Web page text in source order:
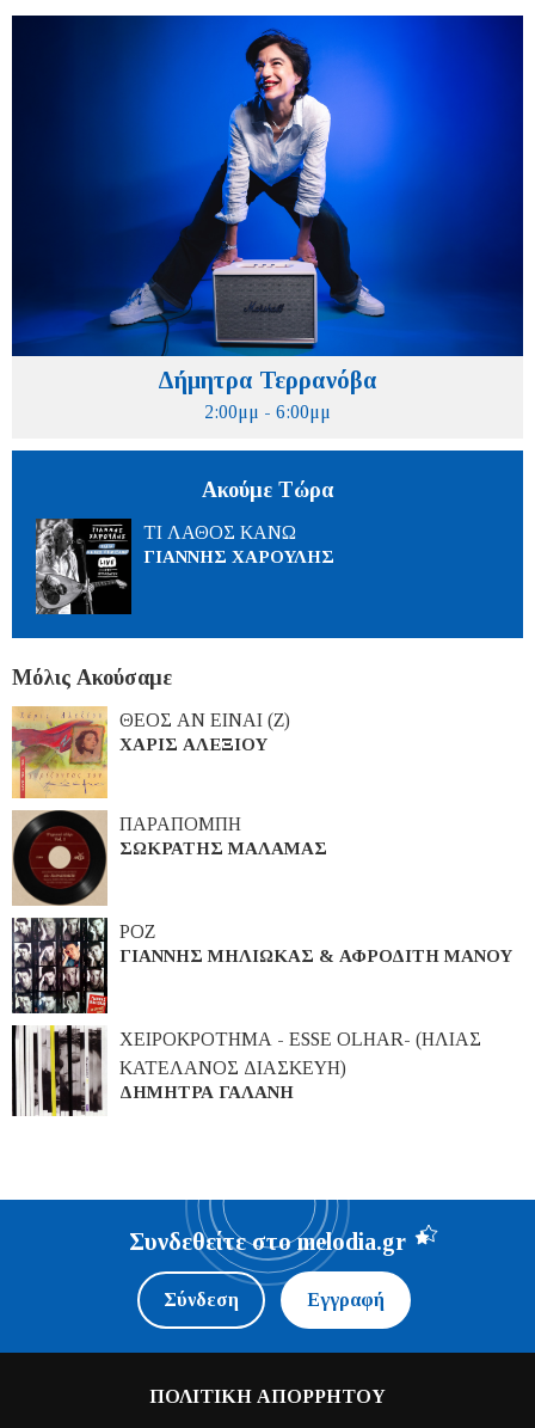
Δήμητρα Τερρανόβα
2:00μμ - 6:00μμ
Ακούμε Τώρα
ΤΙ ΛΑΘΟΣ ΚΑΝΩ
ΓΙΑΝΝΗΣ ΧΑΡΟΥΛΗΣ
Μόλις Ακούσαμε
ΘΕΟΣ ΑΝ ΕΙΝΑΙ (Ζ)
ΧΑΡΙΣ ΑΛΕΞΙΟΥ
ΠΑΡΑΠΟΜΠΗ
ΣΩΚΡΑΤΗΣ ΜΑΛΑΜΑΣ
ΡΟΖ
ΓΙΑΝΝΗΣ ΜΗΛΙΩΚΑΣ & ΑΦΡΟΔΙΤΗ ΜΑΝΟΥ
ΧΕΙΡΟΚΡΟΤΗΜΑ - ESSE OLHAR- (ΗΛΙΑΣ
ΚΑΤΕΛΑΝΟΣ ΔΙΑΣΚΕΥΗ)
ΔΗΜΗΤΡΑ ΓΑΛΑΝΗ
Συνδεθείτε στο melodia.gr
Σύνδεση Εγγραφή
ΠΟΛΙΤΙΚΗ ΑΠΟΡΡΗΤΟΥ